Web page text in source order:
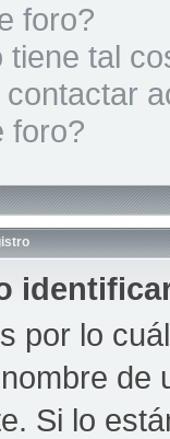
foro?
tiene tal
foro?
por lo
Si lo